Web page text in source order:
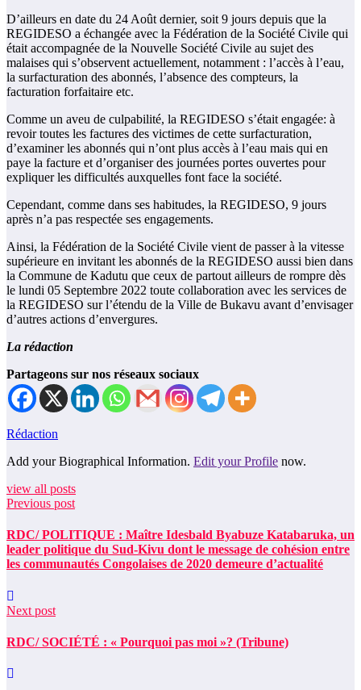
D’ailleurs en date du 24 Août dernier, soit 9 jours depuis que la
REGIDESO a échangée avec la Fédération de la Société Civile qui
était accompagnée de la Nouvelle Société Civile au sujet des
malaises qui s’observent actuellement, notamment : l’accès à l’eau,
la surfacturation des abonnés, l’absence des compteurs, la
facturation forfaitaire etc.
Comme un aveu de culpabilité, la REGIDESO s’était engagée: à
revoir toutes les factures des victimes de cette surfacturation,
d’examiner les abonnés qui n’ont plus accès à l’eau mais qui en
paye la facture et d’organiser des journées portes ouvertes pour
expliquer les difficultés auxquelles font face la société.
Cependant, comme dans ses habitudes, la REGIDESO, 9 jours
après n’a pas respectée ses engagements.
Ainsi, la Fédération de la Société Civile vient de passer à la vitesse
supérieure en invitant les abonnés de la REGIDESO aussi bien dans
la Commune de Kadutu que ceux de partout ailleurs de rompre dès
le lundi 05 Septembre 2022 toute collaboration avec les services de
la REGIDESO sur l’étendu de la Ville de Bukavu avant d’envisager
d’autres actions d’envergures.
La rédaction
Partageons sur nos réseaux sociaux
Rédaction
Add your Biographical Information. Edit your Profile now.
view all posts
Previous post
RDC/ POLITIQUE : Maître Idesbald Byabuze Katabaruka, un
leader politique du Sud-Kivu dont le message de cohésion entre
les communautés Congolaises de 2020 demeure d’actualité
Next post
RDC/ SOCIÉTÉ : « Pourquoi pas moi »? (Tribune)